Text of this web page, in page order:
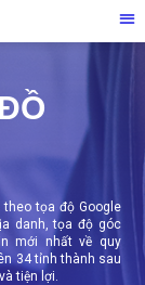
tọa độ Google
danh, tọa độ góc
mới nhất về quy
34 tỉnh thành sau
tiện lợi.